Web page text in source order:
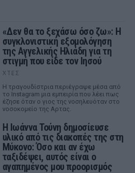
«Δεν θα το ξεχάσω όσο ζω»: Η
συγκλονιστική εξομολόγηση
της Αγγελικής Ηλιάδη για τη
στιγμή που είδε τον Ιησού
ΧΤΕΣ
Η τραγουδίστρια περιέγραψε μέσα από
το Instagram μια εμπειρία που λέει πως
έζησε όταν ο γιος της νοσηλευόταν στο
νοσοκομείο της Αρτας.
Η Ιωάννα Τούνη δημοσίευσε
υλικό από τις διακοπές της στη
Μύκονο: Όσο και αν έχω
ταξιδέψει, αυτός είναι ο
αγαπημένος μου προορισμός